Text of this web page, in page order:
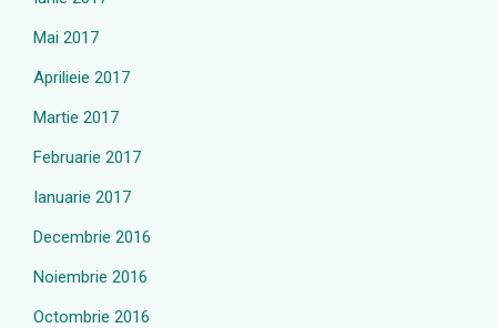
Mai 2017
Aprilieie 2017
Martie 2017
Februarie 2017
Ianuarie 2017
Decembrie 2016
Noiembrie 2016
Octombrie 2016